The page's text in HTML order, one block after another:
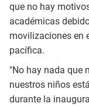
que no hay
académicas
movilizaciones en
pacífica.
"No hay nada que
nuestros niños
durante la